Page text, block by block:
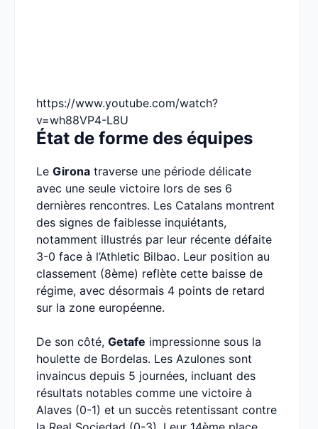
https://www.youtube.com/watch?
v=wh88VP4-L8U
État de forme des équipes
Le Girona traverse une période délicate
avec une seule victoire lors de ses 6
dernières rencontres. Les Catalans montrent
des signes de faiblesse inquiétants,
notamment illustrés par leur récente défaite
3-0 face à l’Athletic Bilbao. Leur position au
classement (8ème) reflète cette baisse de
régime, avec désormais 4 points de retard
sur la zone européenne.
De son côté, Getafe impressionne sous la
houlette de Bordelas. Les Azulones sont
invaincus depuis 5 journées, incluant des
résultats notables comme une victoire à
Alaves (0-1) et un succès retentissant contre